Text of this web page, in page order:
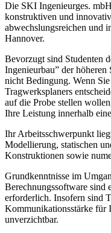
Die SKI Ingenieurges.
konstruktiven und
abwechslungsreichen und
Hannover.
Bevorzugt sind Studenten
Ingenieurbau” der
nicht Bedingung. Wenn
Tragwerksplaners
auf die Probe stellen
Ihre Leistung innerhalb
Ihr Arbeitsschwerpunkt
Modellierung, statischen
Konstruktionen sowie
Grundkenntnisse im
Berechnungssoftware sind
erforderlich. Insofern sind
Kommunikationsstärke für
unverzichtbar.